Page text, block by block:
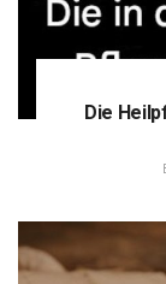
Die